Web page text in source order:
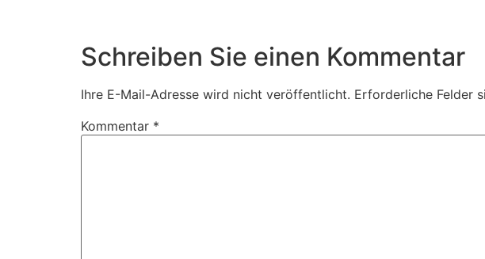
Schreiben Sie einen Kommentar
Ihre E-Mail-Adresse wird nicht veröffentlicht. Erforderliche Felder
Kommentar *